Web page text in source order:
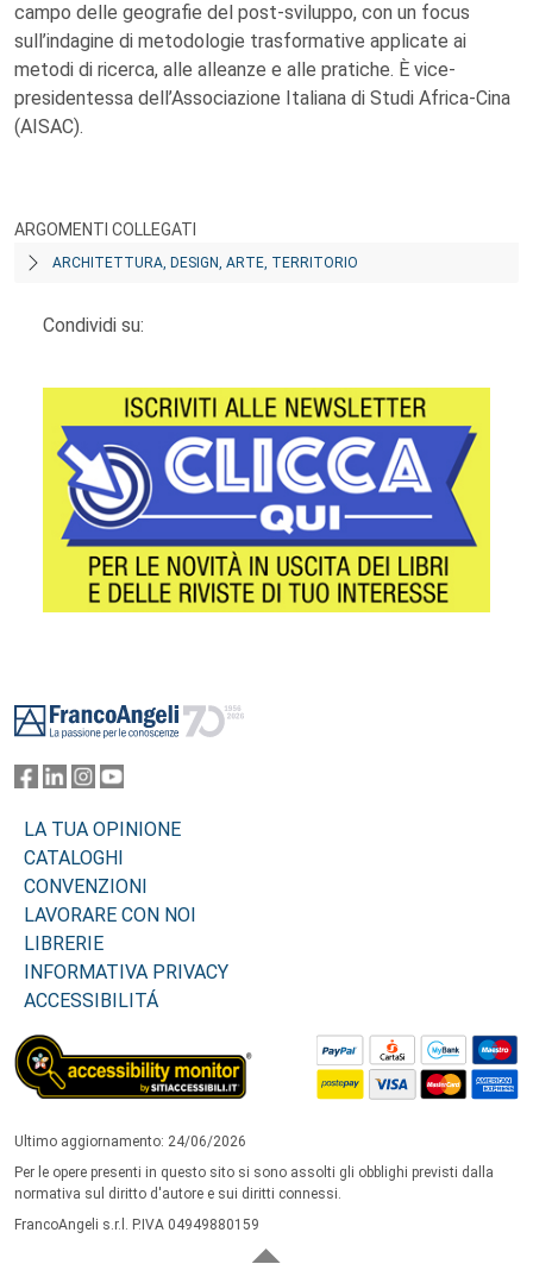
campo delle geografie del post-sviluppo, con un focus
sull’indagine di metodologie trasformative applicate ai
metodi di ricerca, alle alleanze e alle pratiche. È vice-
presidentessa dell’Associazione Italiana di Studi Africa-Cina
(AISAC).
ARGOMENTI COLLEGATI
ARCHITETTURA, DESIGN, ARTE, TERRITORIO
Condividi su:
LA TUA OPINIONE
CATALOGHI
CONVENZIONI
LAVORARE CON NOI
LIBRERIE
INFORMATIVA PRIVACY
ACCESSIBILITÁ
Ultimo aggiornamento: 24/06/2026
Per le opere presenti in questo sito si sono assolti gli obblighi previsti dalla
normativa sul diritto d'autore e sui diritti connessi.
FrancoAngeli s.r.l. P.IVA 04949880159